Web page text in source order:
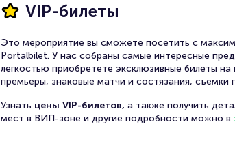
Чехова
Щепкина
С 1991
VIP-билеты
Это мероприятие вы сможете посетить с
Portalbilet. У нас собраны самые интересные
легкостью приобретете эксклюзивные билеты
премьеры, знаковые матчи и состязания, съемки
Узнать цены VIP-билетов, а также получить
мест в ВИП-зоне и другие подробности можно в